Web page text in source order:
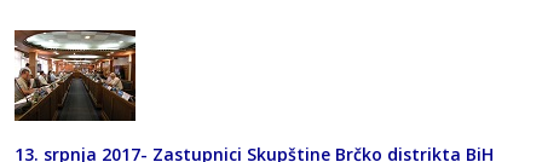
13. srpnja 2017- Zastupnici Skupštine Brčko distrikta BiH